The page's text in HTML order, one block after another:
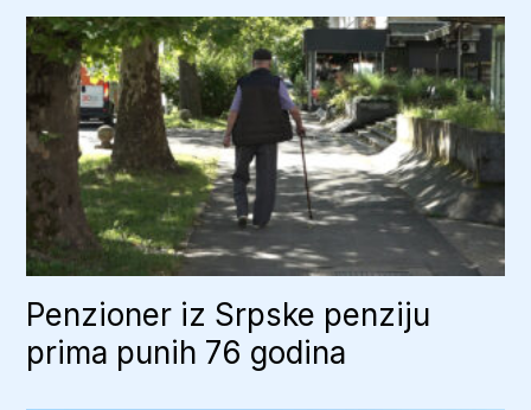
Penzioner iz Srpske penziju
prima punih 76 godina